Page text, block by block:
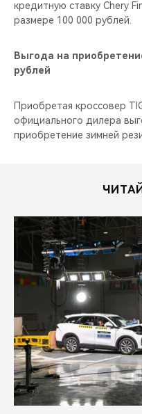
кредитную ставку Chery
размере 100 000 рублей.
Выгода на
рублей
Приобретая кроссовер
официального дилера
приобретение зимней